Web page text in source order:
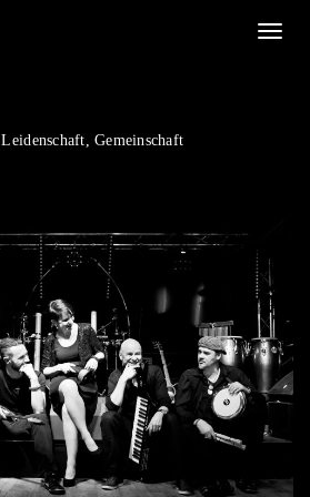
Leidenschaft, Gemeinschaft